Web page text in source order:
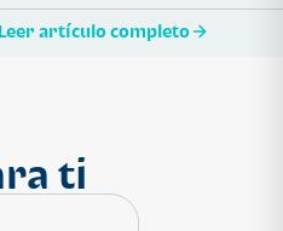
Leer artículo completo
ti